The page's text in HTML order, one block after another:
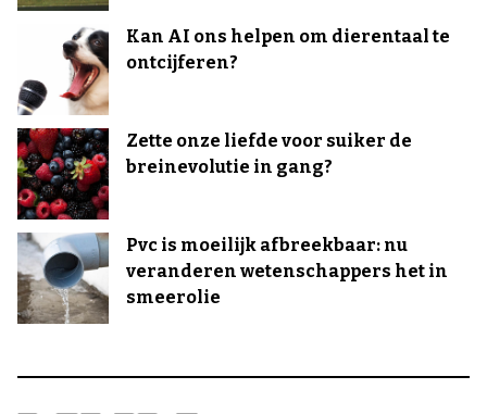
Kan AI ons helpen om dierentaal te
ontcijferen?
Zette onze liefde voor suiker de
breinevolutie in gang?
Pvc is moeilijk afbreekbaar: nu
veranderen wetenschappers het in
smeerolie